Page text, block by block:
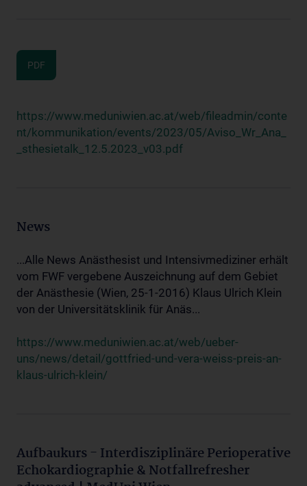
PDF
https://www.meduniwien.ac.at/web/fileadmin/conte
nt/kommunikation/events/2023/05/Aviso_Wr_Ana_
_sthesietalk_12.5.2023_v03.pdf
News
...Alle News Anästhesist und Intensivmediziner erhält
vom FWF vergebene Auszeichnung auf dem Gebiet
der Anästhesie (Wien, 25-1-2016) Klaus Ulrich Klein
von der Universitätsklinik für Anäs...
https://www.meduniwien.ac.at/web/ueber-
uns/news/detail/gottfried-und-vera-weiss-preis-an-
klaus-ulrich-klein/
Aufbaukurs - Interdisziplinäre Perioperative
Echokardiographie & Notfallrefresher